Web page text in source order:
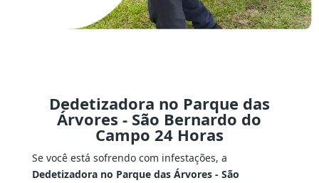
Dedetizadora no Parque das
Árvores - São Bernardo do
Campo 24 Horas
Se você está sofrendo com infestações, a
Dedetizadora no Parque das Árvores - São